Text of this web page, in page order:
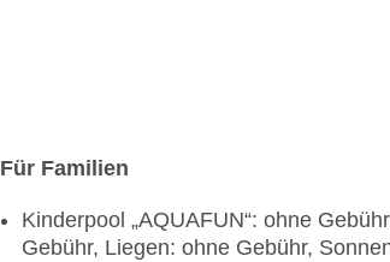
Für Familien
Kinderpool „AQUAFUN“: ohne
Gebühr, Liegen: ohne Gebühr,